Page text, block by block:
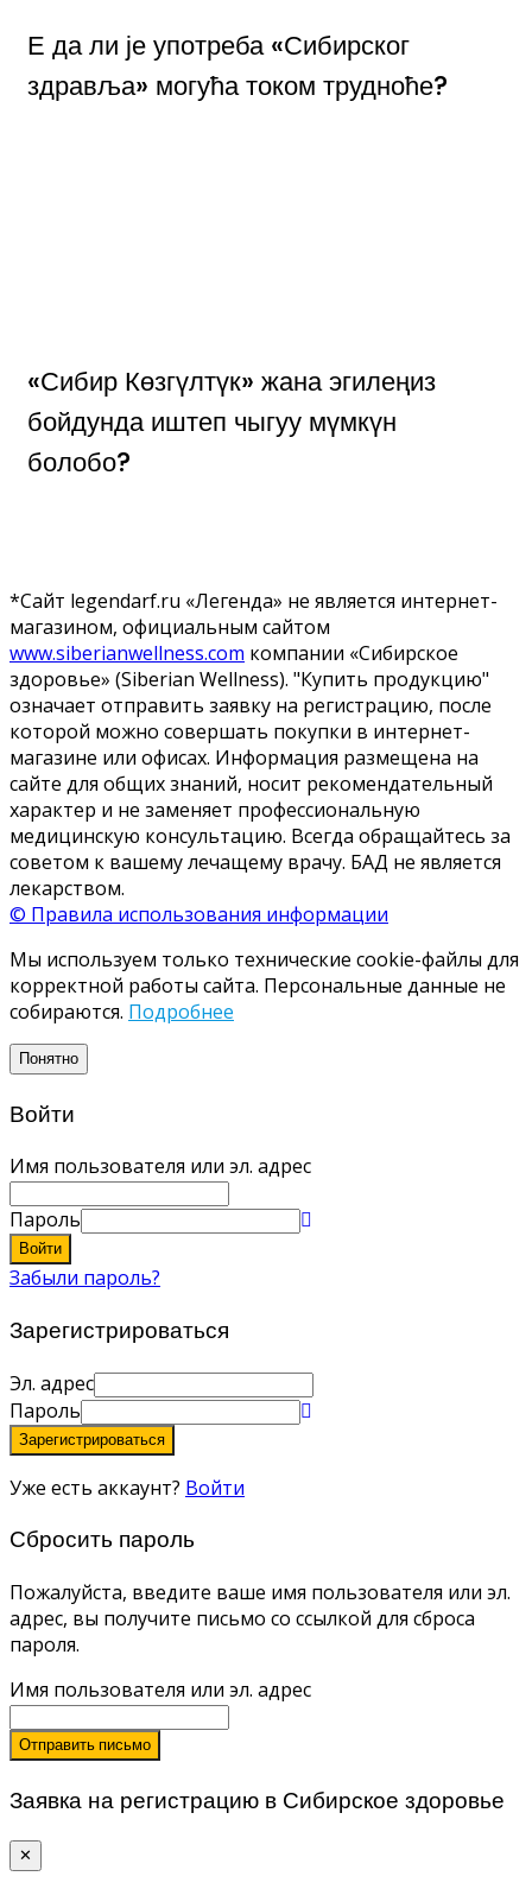
Е да ли је употреба «Сибирског
здравља» могућа током трудноће?
«Сибир Көзгүлтүк» жана эгилеңиз
бойдунда иштеп чыгуу мүмкүн
болобо?
*Сайт legendarf.ru «Легенда» не является интернет-
магазином, официальным сайтом
www.siberianwellness.com компании «Сибирское
здоровье» (Siberian Wellness). "Купить продукцию"
означает отправить заявку на регистрацию, после
которой можно совершать покупки в интернет-
магазине или офисах. Информация размещена на
сайте для общих знаний, носит рекомендательный
характер и не заменяет профессиональную
медицинскую консультацию. Всегда обращайтесь за
советом к вашему лечащему врачу. БАД не является
лекарством.
© Правила использования информации
Мы используем только технические cookie-файлы для
корректной работы сайта. Персональные данные не
собираются. Подробнее
Понятно
Войти
Имя пользователя или эл. адрес
Пароль
Войти
Забыли пароль?
Зарегистрироваться
Эл. адрес
Пароль
Зарегистрироваться
Уже есть аккаунт? Войти
Сбросить пароль
Пожалуйста, введите ваше имя пользователя или эл.
адрес, вы получите письмо со ссылкой для сброса
пароля.
Имя пользователя или эл. адрес
Отправить письмо
Заявка на регистрацию в Сибирское здоровье
✕